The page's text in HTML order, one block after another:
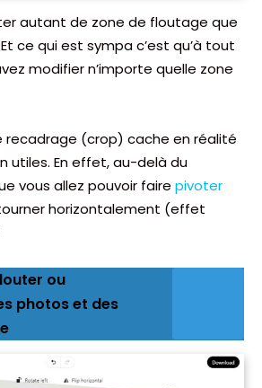
autant de zone de floutage que
ce qui est sympa c’est qu’à tout
modifier n’importe quelle zone
recadrage (crop) cache en réalité
utiles. En effet, au-delà du
vous allez pouvoir faire pivoter
horizontalement (effet
ou
photos et des